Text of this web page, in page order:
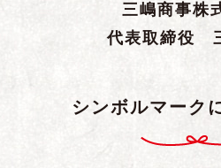
三嶋商事株
代表取締役
シンボルマーク